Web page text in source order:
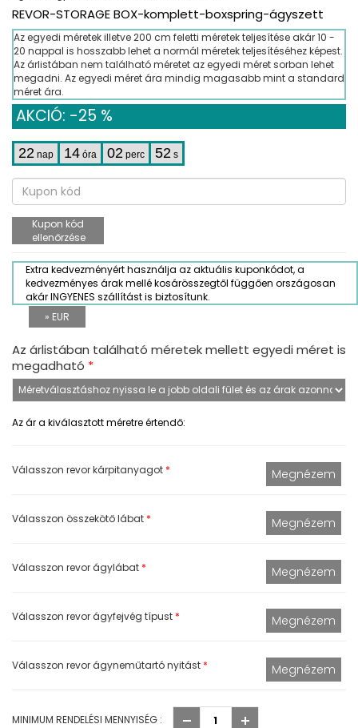
REVOR-STORAGE BOX-komplett-boxspring-ágyszett
Az egyedi méretek illetve 200 cm feletti méretek teljesítése akár 10 -
20 nappal is hosszabb lehet a normál méretek teljesítéséhez képest.
Az árlistában nem található méretet az egyedi méret sorban lehet
megadni. Az egyedi méret ára mindig magasabb mint a standard
méret ára.
AKCIÓ: -25 %
22 nap 14 óra 02 perc 51 s
Kupon kód
ellenőrzése
Extra kedvezményért használja az aktuális kuponkódot, a
kedvezményes árak mellé kosárösszegtől függően országosan
akár INGYENES szállítást is biztosítunk.
» EUR
Az árlistában található méretek mellett egyedi méret is
megadható *
Az ár a kiválasztott méretre értendő:
Válasszon revor kárpitanyagot *
Válasszon összekötő lábat *
Válasszon revor ágylábat *
Válasszon revor ágyfejvég típust *
Válasszon revor ágyneműtartó nyitást *
MINIMUM RENDELÉSI MENNYISÉG :